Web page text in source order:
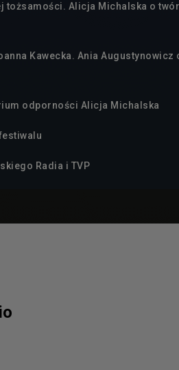
tożsamości. Alicja Michalska o
Kawecka. Ania Augustynowicz
odporności Alicja Michalska
Radia i TVP